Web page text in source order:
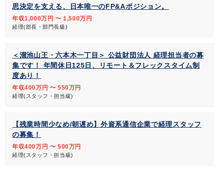
思決定を支える、日本唯一のFP&Aポジション。
年収1,000万円 〜 1,500万円
経理(部長・部門長級)
＜溜池山王・六本木一丁目＞ 公益財団法人 経理担当者の募
集です！ 年間休日125日、リモート＆フレックスタイム制
度あり！
年収400万円 〜 550万円
経理(スタッフ・担当級)
【残業時間少なめ/朝遅め】外資系通信企業で経理スタッフ
の募集！
年収400万円 〜 500万円
経理(スタッフ・担当級)